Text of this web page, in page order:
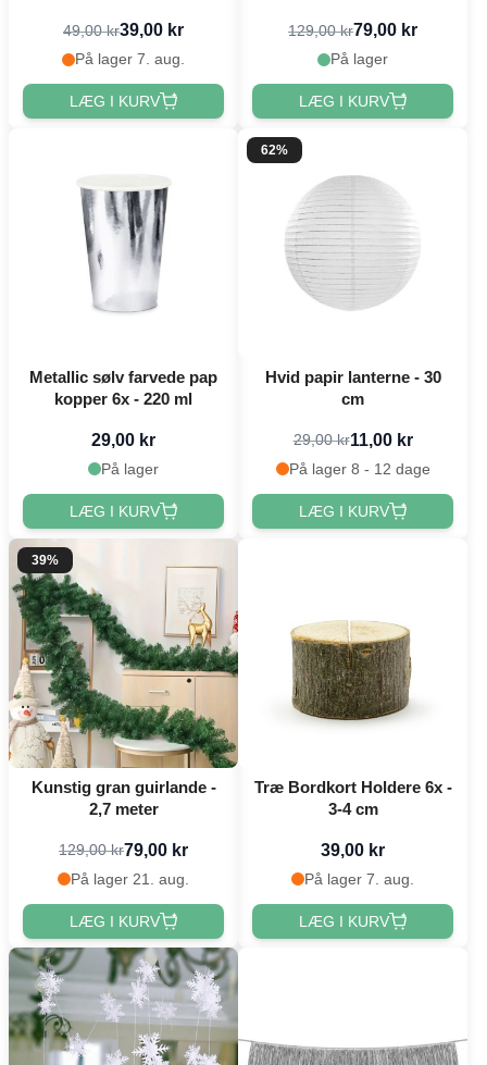
49,00 kr39,00 kr
På lager 7. aug.
LÆG I KURV
129,00 kr79,00 kr
På lager
LÆG I KURV
Metallic sølv farvede pap
kopper 6x - 220 ml
29,00 kr
På lager
LÆG I KURV
62%
Hvid papir lanterne - 30
cm
29,00 kr11,00 kr
På lager 8 - 12 dage
LÆG I KURV
39%
Kunstig gran guirlande -
2,7 meter
129,00 kr79,00 kr
På lager 21. aug.
LÆG I KURV
Træ Bordkort Holdere 6x -
3-4 cm
39,00 kr
På lager 7. aug.
LÆG I KURV